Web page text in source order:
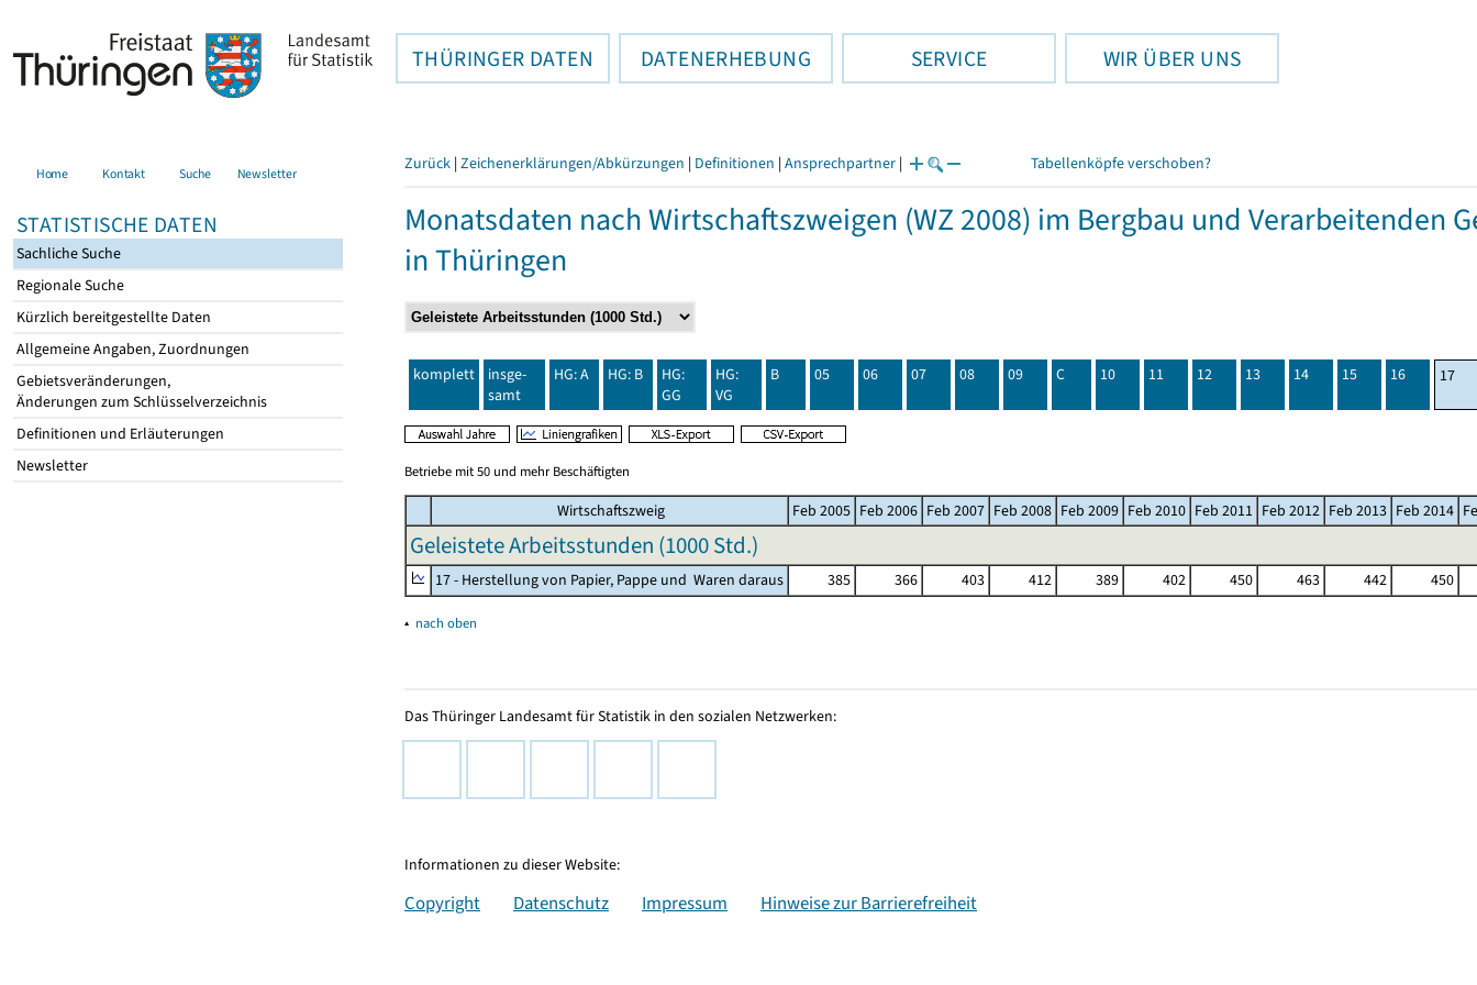
THÜRINGER DATEN DATENERHEBUNG SERVICE WIR ÜBER UNS
Home Kontakt Suche Newsletter
STATISTISCHE DATEN
Sachliche Suche
Regionale Suche
Kürzlich bereitgestellte Daten
Allgemeine Angaben, Zuordnungen
Gebietsveränderungen,
Änderungen zum Schlüsselverzeichnis
Definitionen und Erläuterungen
Newsletter
Zurück | Zeichenerklärungen/Abkürzungen | Definitionen | Ansprechpartner | Tabellenköpfe verschoben?
Monatsdaten nach Wirtschaftszweigen (WZ 2008) im Bergbau und Verarbeitenden
in Thüringen
komplett
insge-
samt
HG: A HG: B
HG:
GG
HG:
VG
B 05 06 07 08 09 C 10 11 12 13 14 15 16 17
Betriebe mit 50 und mehr Beschäftigten
Wirtschaftszweig Feb 2005 Feb 2006 Feb 2007 Feb 2008 Feb 2009 Feb 2010 Feb 2011 Feb 2012 Feb 2013 Feb 2014
Geleistete Arbeitsstunden (1000 Std.)
17 - Herstellung von Papier, Pappe und Waren daraus 385 366 403 412 389 402 450 463 442 450
▴ nach oben
Das Thüringer Landesamt für Statistik in den sozialen Netzwerken:
Informationen zu dieser Website:
Copyright Datenschutz Impressum Hinweise zur Barrierefreiheit